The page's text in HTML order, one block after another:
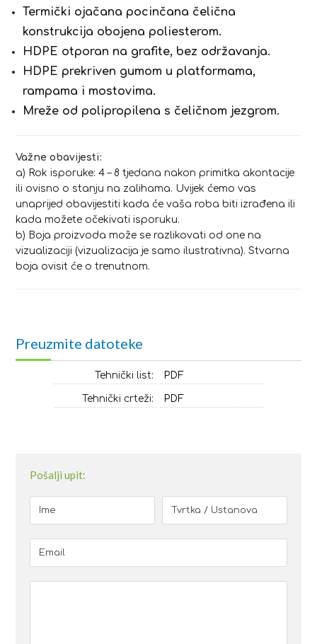
Termički ojačana pocinčana čelična
konstrukcija obojena poliesterom.
HDPE otporan na grafite, bez održavanja.
HDPE prekriven gumom u platformama,
rampama i mostovima.
Mreže od polipropilena s čeličnom jezgrom.
Važne obavijesti:
a) Rok isporuke: 4 – 8 tjedana nakon primitka akontacije
ili ovisno o stanju na zalihama. Uvijek ćemo vas
unaprijed obavijestiti kada će vaša roba biti izrađena ili
kada možete očekivati isporuku.
b) Boja proizvoda može se razlikovati od one na
vizualizaciji (vizualizacija je samo ilustrativna). Stvarna
boja ovisit će o trenutnom.
Preuzmite datoteke
Tehnički list: PDF
Tehnički crteži: PDF
Pošalji upit: